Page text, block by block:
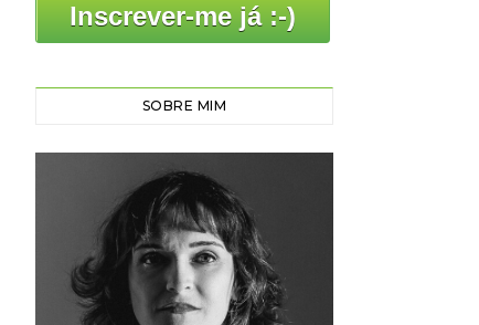
Inscrever-me já :-)
SOBRE MIM